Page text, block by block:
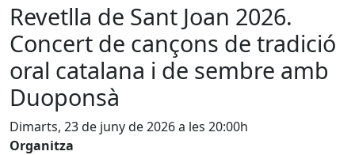
Revetlla de Sant Joan 2026.
Concert de cançons de tradició
oral catalana i de sembre amb
Duoponsà
Dimarts, 23 de juny de 2026 a les 20:00h
Organitza